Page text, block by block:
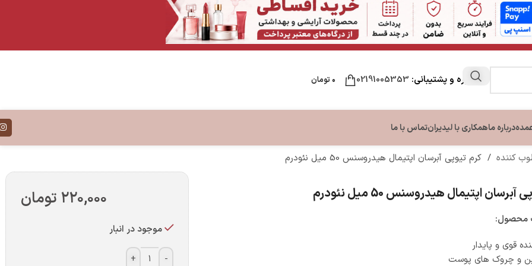
مشاوره و پشتیبانی: 02191005353 ۰ تومان
بدننرم کننده و بالم لبتقویت کننده ناخن
کرم ترک پا
درباره ماهمکاری با لیدیرانتماس با ما
کننده / کرم تیوپی آبرسان اپتیمال هیدروسنس 50 میل نئودرم
اپتیمال هیدروسنس 50 میل نئودرم
محصول:
قوی و پایدار
و چروک های پوست
۲۲۰,۰۰۰ تومان
موجود در انبار
-
+